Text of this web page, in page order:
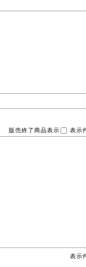
販売終了商品表示 表示
表示